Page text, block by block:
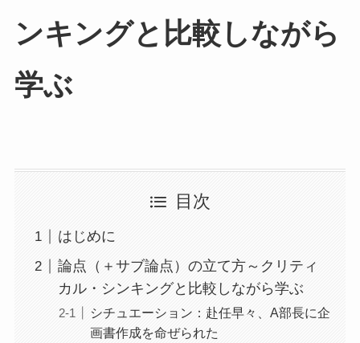
ンキングと比較しながら
学ぶ
目次
はじめに
論点（＋サブ論点）の立て方～クリティ
カル・シンキングと比較しながら学ぶ
シチュエーション：赴任早々、A部長に企
画書作成を命ぜられた